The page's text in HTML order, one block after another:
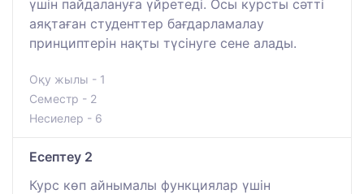
үшін пайдалануға үйретеді. Осы курсты сәтті
аяқтаған студенттер бағдарламалау
принциптерін нақты түсінуге сене алады.
Оқу жылы - 1
Семестр - 2
Несиелер - 6
Есептеу 2
Курс көп айнымалы функциялар үшін